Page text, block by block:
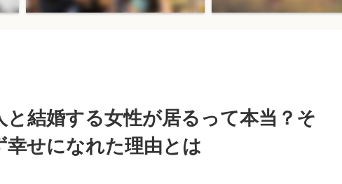
と結婚する女性が居るって本当？そ
幸せになれた理由とは